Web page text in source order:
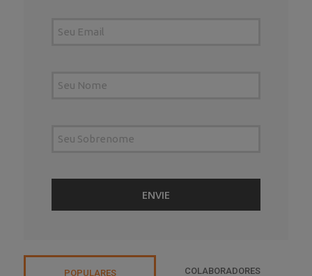
POPULARES COLABORADORES